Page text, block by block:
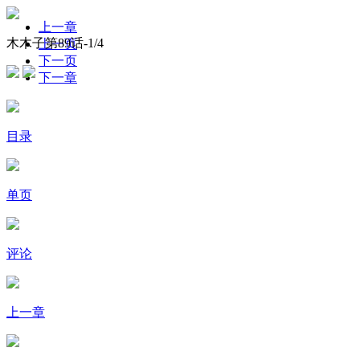
木木子第89话-1/4
上一章
上一页
下一页
下一章
目录
单页
评论
上一章